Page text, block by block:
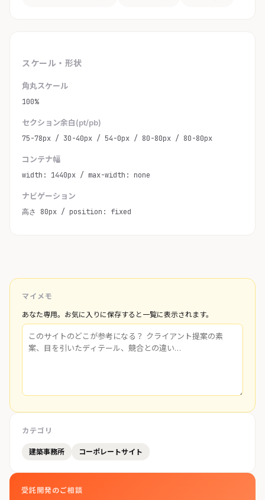
スケール・形状
角丸スケール
100%
セクション余白(pt/pb)
75-78px / 30-40px / 54-0px / 80-80px / 80-80px
コンテナ幅
width: 1440px / max-width: none
ナビゲーション
高さ 80px / position: fixed
マイメモ
あなた専用。お気に入りに保存すると一覧に表示されます。
カテゴリ
建築事務所 コーポレートサイト
受託開発のご相談